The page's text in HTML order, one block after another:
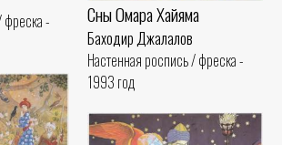
фреска -
Сны Омара Хайяма
Баходир Джалалов
Настенная роспись / фреска -
1993 год